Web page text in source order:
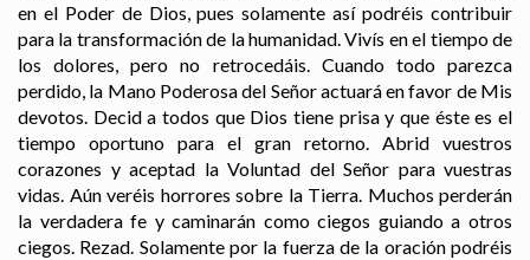
en el Poder de Dios, pues solamente así podréis contribuir
para la transformación de la humanidad. Vivís en el tiempo de
los dolores, pero no retrocedáis. Cuando todo parezca
perdido, la Mano Poderosa del Señor actuará en favor de Mis
devotos. Decid a todos que Dios tiene prisa y que éste es el
tiempo oportuno para el gran retorno. Abrid vuestros
corazones y aceptad la Voluntad del Señor para vuestras
vidas. Aún veréis horrores sobre la Tierra. Muchos perderán
la verdadera fe y caminarán como ciegos guiando a otros
ciegos. Rezad. Solamente por la fuerza de la oración podréis